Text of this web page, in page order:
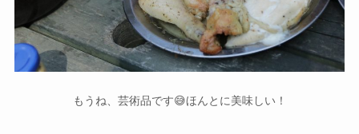
もうね、芸術品です😅ほんとに美味しい！